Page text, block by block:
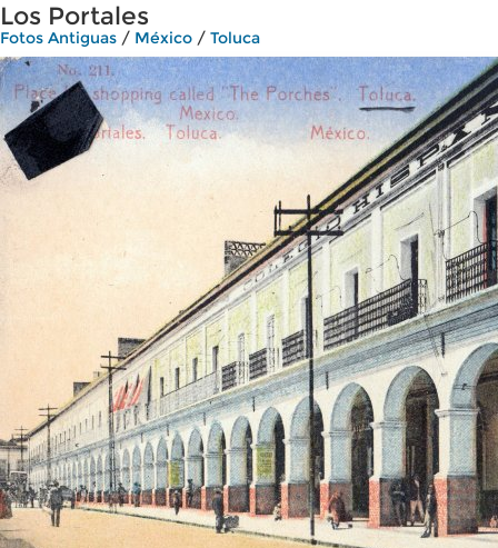
Los Portales
Fotos Antiguas / México / Toluca